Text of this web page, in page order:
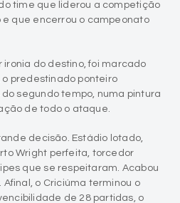
ironia do destino, foi marcado
predestinado ponteiro
de todo o ataque.
decisão. Estádio lotado,
Wright perfeita, torcedor
o Criciúma terminou o
de 28 partidas, o
perdeu no comando da equipe,
do campeonato, ganhou o titulo
indiscutível.